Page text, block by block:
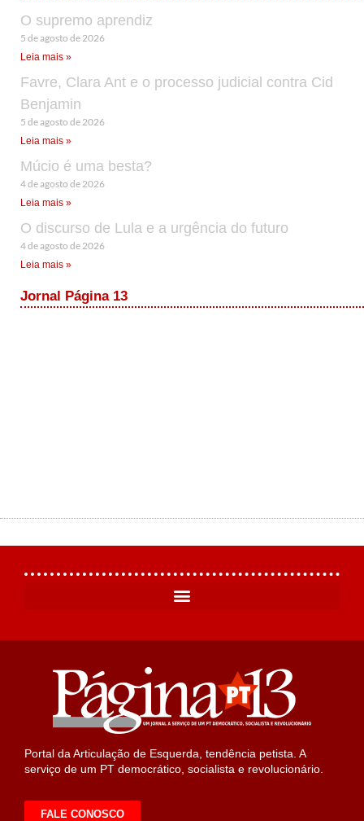
O supremo aprendiz
5 de agosto de 2026
Leia mais »
Favre, Clara Ant e o processo judicial contra Cid
Benjamin
5 de agosto de 2026
Leia mais »
Múcio é uma besta?
4 de agosto de 2026
Leia mais »
O discurso de Lula e a urgência do futuro
4 de agosto de 2026
Leia mais »
Jornal Página 13
Portal da Articulação de Esquerda, tendência petista. A
serviço de um PT democrático, socialista e revolucionário.
FALE CONOSCO